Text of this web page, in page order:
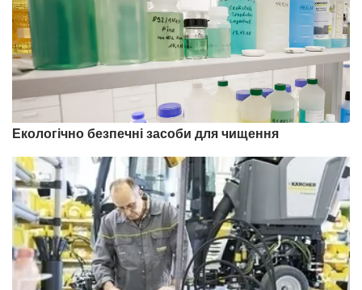
Екологічно безпечні засоби для чищення